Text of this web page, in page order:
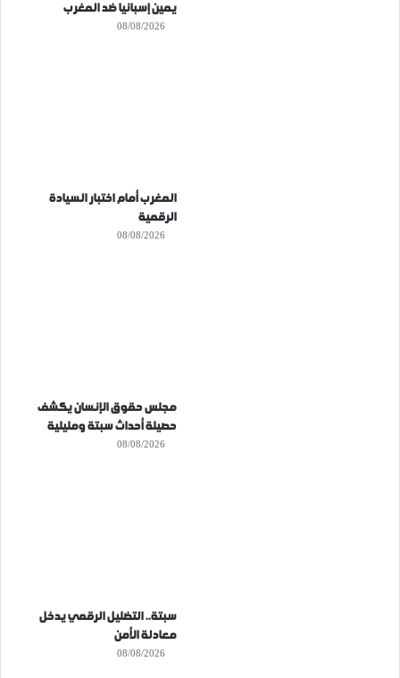
يمين إسبانيا ضد المغرب
08/08/2026
المغرب أمام اختبار السيادة
الرقمية
08/08/2026
مجلس حقوق الإنسان يكشف
حصيلة أحداث سبتة ومليلية
08/08/2026
سبتة.. التضليل الرقمي يدخل
معادلة الأمن
08/08/2026